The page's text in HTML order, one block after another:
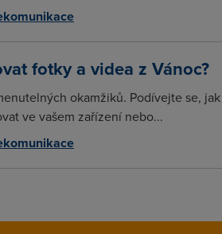
fotky a videa z Vánoc?
okamžiků. Podívejte se, jak
ve vašem zařízení nebo...